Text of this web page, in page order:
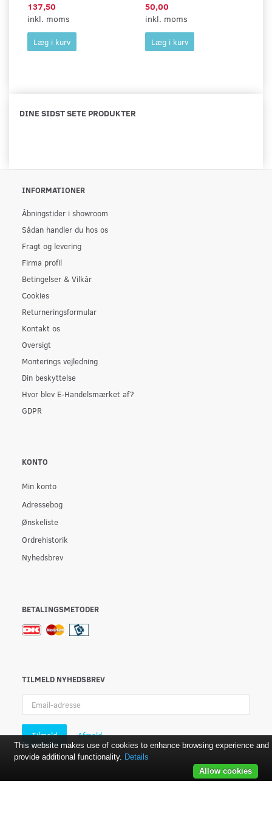
137,50
inkl. moms
Læg i kurv
50,00
inkl. moms
Læg i kurv
DINE SIDST SETE PRODUKTER
INFORMATIONER
Åbningstider i showroom
Sådan handler du hos os
Fragt og levering
Firma profil
Betingelser & Vilkår
Cookies
Returneringsformular
Kontakt os
Oversigt
Monterings vejledning
Din beskyttelse
Hvor blev E-Handelsmærket af?
GDPR
KONTO
Min konto
Adressebog
Ønskeliste
Ordrehistorik
Nyhedsbrev
BETALINGSMETODER
TILMELD NYHEDSBREV
adresse
Tilmeld Afmeld
This website makes use of cookies to enhance browsing experience and
provide additional functionality. Details
Allow cookies